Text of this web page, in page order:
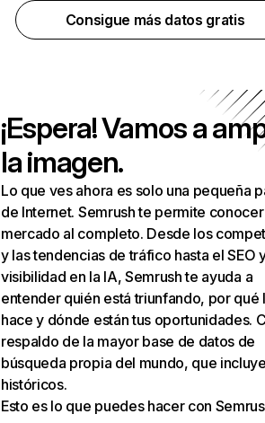
Consigue más datos gratis
¡Espera! Vamos a
la imagen.
Lo que ves ahora es solo una pequeña
de Internet. Semrush te permite
mercado al completo. Desde los
y las tendencias de tráfico hasta el SEO
visibilidad en la IA, Semrush te ayuda a
entender quién está triunfando, por qué
hace y dónde están tus oportunidades.
respaldo de la mayor base de datos de
búsqueda propia del mundo, que
históricos.
Esto es lo que puedes hacer con